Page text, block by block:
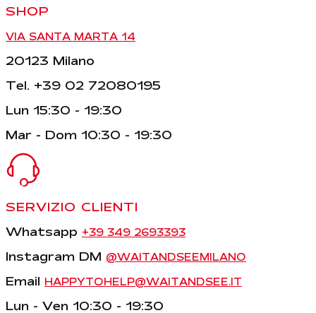
SHOP
VIA SANTA MARTA 14
20123 Milano
Tel. +39 02 72080195
Lun 15:30 - 19:30
Mar - Dom 10:30 - 19:30
SERVIZIO CLIENTI
Whatsapp +39 349 2693393
Instagram DM @WAITANDSEEMILANO
Email HAPPYTOHELP@WAITANDSEE.IT
Lun - Ven 10:30 - 19:30